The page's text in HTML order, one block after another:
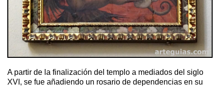
A partir de la finalización del templo a mediados del siglo
XVI, se fue añadiendo un rosario de dependencias en su